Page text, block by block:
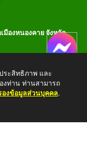
มืองหนองคาย จังหวัด
ระสิทธิภาพ และ
งท่าน ท่านสามารถ
งข้อมูลส่วนบุคคล.